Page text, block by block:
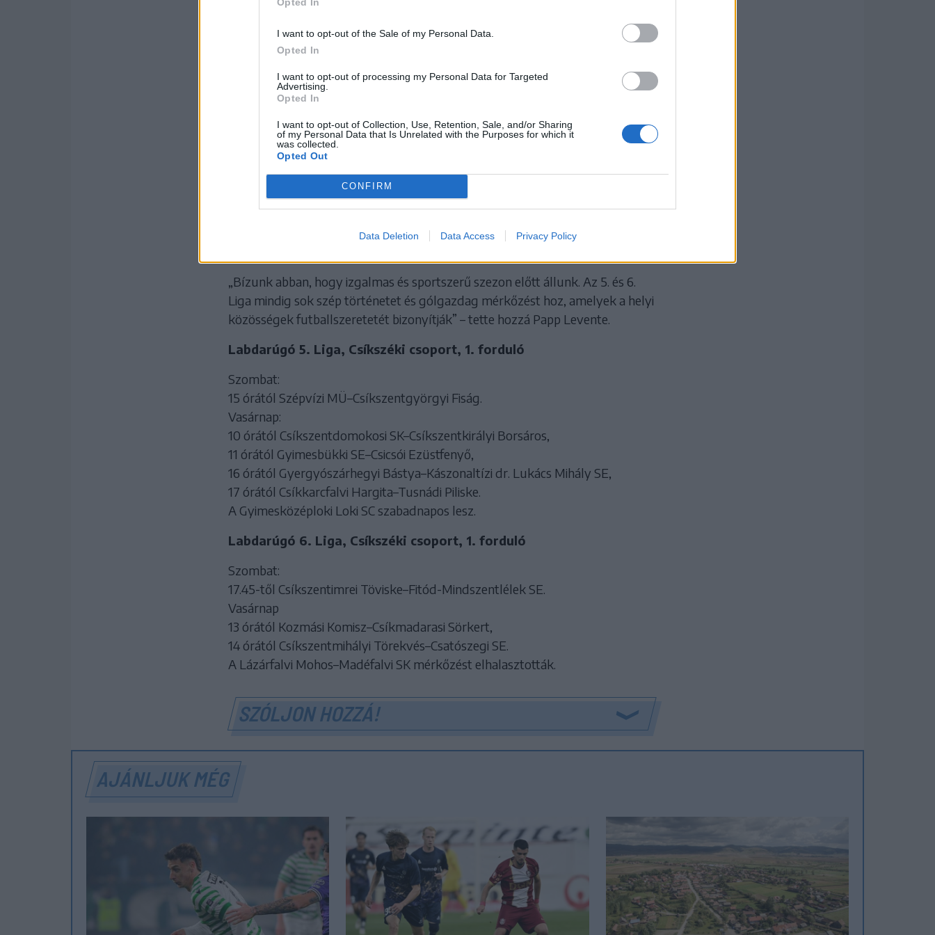
I want to opt-out of the Sale of my Personal Data.
Opted In
I want to opt-out of processing my Personal Data for Targeted
Advertising.
Opted In
I want to opt-out of Collection, Use, Retention, Sale, and/or Sharing
of my Personal Data that Is Unrelated with the Purposes for which it
was collected.
Opted Out
CONFIRM
Data Deletion Data Access Privacy Policy
Fotó: Borbély Fanni
Az új idényben a Csíkszentmihályi Törekvés továbbra is Szépvízen játssza
hazai mérkőzéseit. A programból egy találkozót el kellett halasztani: a
Lázárfalva–Madéfalva összecsapásra a madéfalvi Hagymafesztivál miatt
„Bízunk abban, hogy izgalmas és sportszerű szezon előtt állunk. Az 5. és 6.
Liga mindig sok szép történetet és gólgazdag mérkőzést hoz, amelyek a helyi
közösségek futballszeretetét bizonyítják” – tette hozzá Papp Levente.
Labdarúgó 5. Liga, Csíkszéki csoport, 1. forduló
Szombat:
15 órától Szépvízi MÜ–Csíkszentgyörgyi Fiság.
Vasárnap:
10 órától Csíkszentdomokosi SK–Csíkszentkirályi Borsáros,
11 órától Gyimesbükki SE–Csicsói Ezüstfenyő,
16 órától Gyergyószárhegyi Bástya–Kászonaltízi dr. Lukács Mihály SE,
17 órától Csíkkarcfalvi Hargita–Tusnádi Piliske.
A Gyimesközéploki Loki SC szabadnapos lesz.
Labdarúgó 6. Liga, Csíkszéki csoport, 1. forduló
Szombat:
17.45-től Csíkszentimrei Töviske–Fitód-Mindszentlélek SE.
Vasárnap
13 órától Kozmási Komisz–Csíkmadarasi Sörkert,
14 órától Csíkszentmihályi Törekvés–Csatószegi SE.
A Lázárfalvi Mohos–Madéfalvi SK mérkőzést elhalasztották.
SZÓLJON HOZZÁ!
AJÁNLJUK MÉG